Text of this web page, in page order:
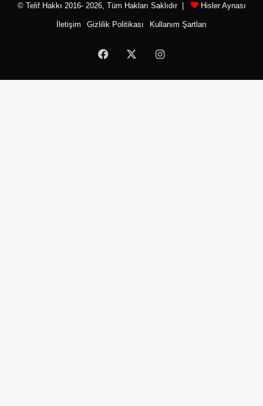
© Telif Hakkı 2016- 2026, Tüm Hakları Saklıdır | Hisler Aynası
İletişim Gizlilik Politikası Kullanım Şartları
Facebook Instagram